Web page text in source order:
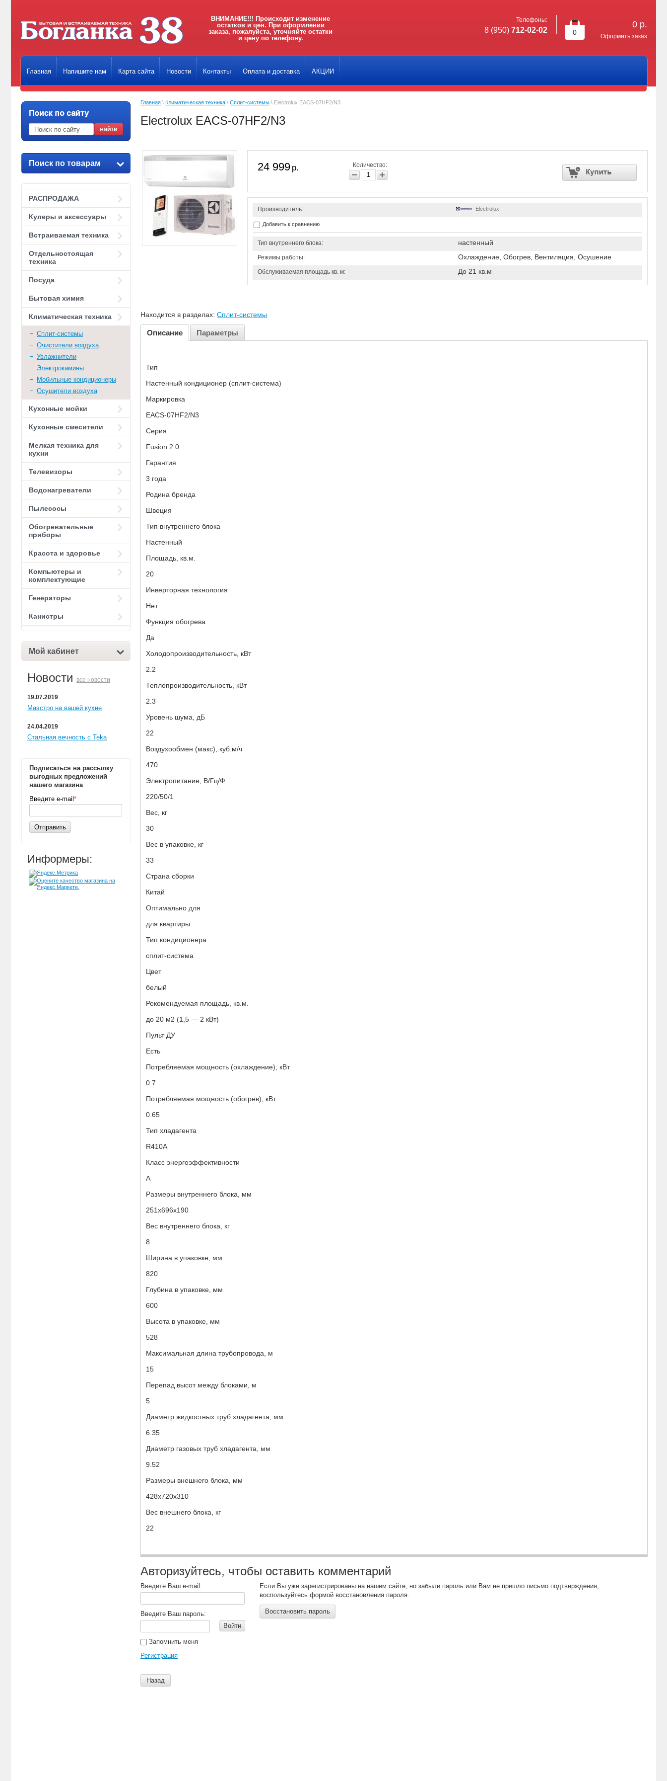
ВНИМАНИЕ!!! Происходит изменение
остатков и цен. При оформлении
заказа, пожалуйста, уточняйте остатки
и цену по телефону.
0
0 р.
Оформить заказ
Телефоны:
8 (950) 712-02-02
Главная Напишите нам Карта сайта Новости Контакты Оплата и доставка АКЦИИ
Поиск по товарам
РАСПРОДАЖА
Кулеры и аксессуары
Встраиваемая техника
Отдельностоящая
техника
Посуда
Бытовая химия
Климатическая техника
Сплит-системы
Очистители воздуха
Увлажнители
Электрокамины
Мобильные кондиционеры
Осушители воздуха
Кухонные мойки
Кухонные смесители
Мелкая техника для
кухни
Телевизоры
Водонагреватели
Пылесосы
Обогревательные
приборы
Красота и здоровье
Компьютеры и
комплектующие
Генераторы
Канистры
Мой кабинет
Новости все новости
19.07.2019
Маэстро на вашей кухне
24.04.2019
Стальная вечность с Teka
Подписаться на рассылку
выгодных предложений
нашего магазина
Введите e-mail *
Отправить
Информеры:
Главная \ Климатическая техника \ Сплит-системы \ Electrolux EACS-07HF2/N3
Electrolux EACS-07HF2/N3
24 999 р. Количество:
Производитель: Electrolux
Добавить к сравнению
Тип внутреннего блока: настенный
Режимы работы: Охлаждение, Обогрев, Вентиляция, Осушение
Обслуживаемая площадь кв. м: До 21 кв.м
Находится в разделах: Сплит-системы
Описание Параметры
Тип
Настенный кондиционер (сплит-система)
Маркировка
EACS-07HF2/N3
Серия
Fusion 2.0
Гарантия
3 года
Родина бренда
Швеция
Тип внутреннего блока
Настенный
Площадь, кв.м.
20
Инверторная технология
Нет
Функция обогрева
Да
Холодопроизводительность, кВт
2.2
Теплопроизводительность, кВт
2.3
Уровень шума, дБ
22
Воздухообмен (макс), куб.м/ч
470
Электропитание, В/Гц/Ф
220/50/1
Вес, кг
30
Вес в упаковке, кг
33
Страна сборки
Китай
Оптимально для
для квартиры
Тип кондиционера
сплит-система
Цвет
белый
Рекомендуемая площадь, кв.м.
до 20 м2 (1,5 — 2 кВт)
Пульт ДУ
Есть
Потребляемая мощность (охлаждение), кВт
0.7
Потребляемая мощность (обогрев), кВт
0.65
Тип хладагента
R410A
Класс энергоэффективности
A
Размеры внутреннего блока, мм
251х696х190
Вес внутреннего блока, кг
8
Ширина в упаковке, мм
820
Глубина в упаковке, мм
600
Высота в упаковке, мм
528
Максимальная длина трубопровода, м
15
Перепад высот между блоками, м
5
Диаметр жидкостных труб хладагента, мм
6.35
Диаметр газовых труб хладагента, мм
9.52
Размеры внешнего блока, мм
428х720х310
Вес внешнего блока, кг
22
Авторизуйтесь, чтобы оставить комментарий
Введите Ваш e-mail:
Введите Ваш пароль:
Войти
Запомнить меня
Регистрация
Если Вы уже зарегистрированы на нашем сайте, но забыли пароль или Вам не пришло письмо подтверждения,
воспользуйтесь формой восстановления пароля.
Восстановить пароль
Назад